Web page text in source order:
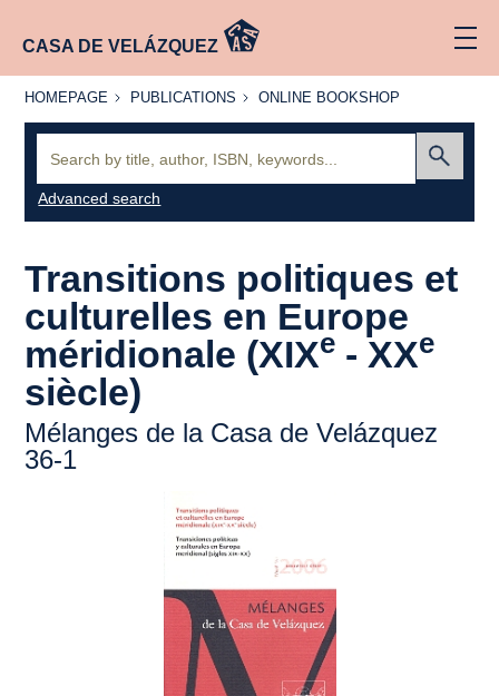
CASA DE VELÁZQUEZ
HOMEPAGE
HOMEPAGE PUBLICATIONS
PUBLICATIONS
ONLINE
ONLINE BOOKSHOP
Advanced search
Transitions politiques et
culturelles en Europe
méridionale (XIXe - XXe
siècle)
Mélanges de la Casa de Velázquez
36-1